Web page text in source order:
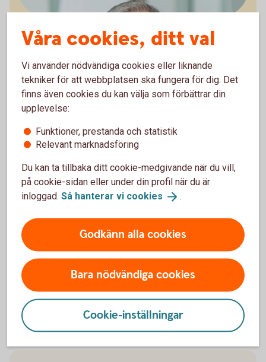
Arturo Arques
Privatekonom
För att se detta innehåll behöver du först
godkänna cookies för Funktioner, prestanda
Inställningar för cookies
Ladda ner checklistan
Checklista för bostadsköp(pdf)
Våra cookies, ditt val
Vi använder nödvändiga cookies eller liknande
tekniker för att webbplatsen ska fungera för dig. Det
finns även cookies du kan välja som förbättrar din
upplevelse:
Funktioner, prestanda och statistik
Relevant marknadsföring
Du kan ta tillbaka ditt cookie-medgivande när du vill,
på cookie-sidan eller under din profil när du är
inloggad. Så hanterar vi cookies .
Godkänn alla cookies
Bara nödvändiga cookies
Cookie-inställningar